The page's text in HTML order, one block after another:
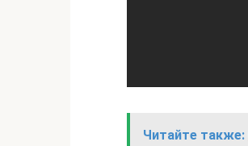
Читайте также: